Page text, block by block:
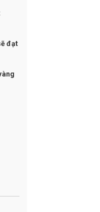
đạt